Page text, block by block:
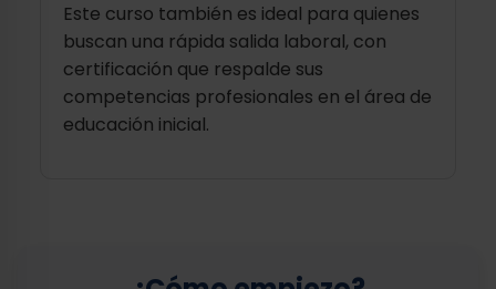
Este curso también es ideal para quienes
buscan una rápida salida laboral, con
certificación que respalde sus
competencias profesionales en el área de
educación inicial.